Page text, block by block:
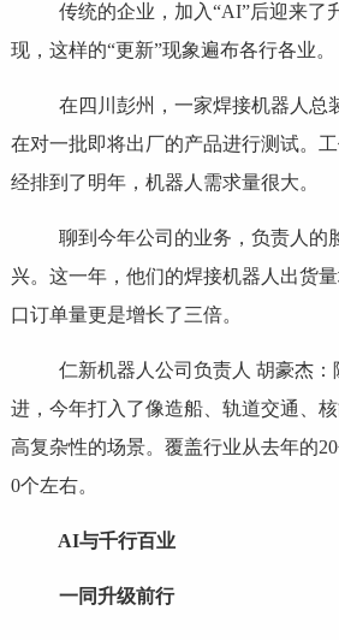
传统的企业，加入“AI”后迎来了
现，这样的“更新”现象遍布各行各业。
在四川彭州，一家焊接机器人总
在对一批即将出厂的产品进行测试。
经排到了明年，机器人需求量很大。
聊到今年公司的业务，负责人的
兴。这一年，他们的焊接机器人出货
口订单量更是增长了三倍。
仁新机器人公司负责人 胡豪杰：
进，今年打入了像造船、轨道交通、
高复杂性的场景。覆盖行业从去年的
0个左右。
AI与千行百业
一同升级前行